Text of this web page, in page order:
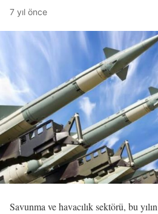
7 yıl önce
Savunma ve havacılık sektörü, bu